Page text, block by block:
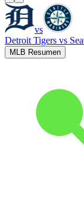
vs
Detroit Tigers vs
MLB Resumen